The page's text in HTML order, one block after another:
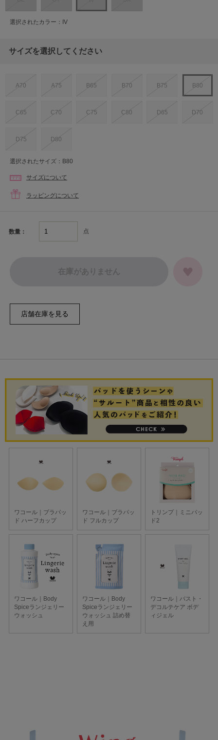
選択されたカラー：IV
サイズを選択してください
A70 A75 B65 B70 B75 B80
C65 C70 C75 C80 D65 D70
D75 D80
選択されたサイズ：B80
サイズについて
ラッピングについて
数量： 点
在庫がありません